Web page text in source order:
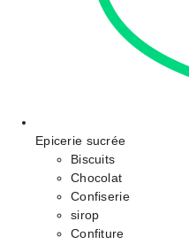
Epicerie sucrée
Biscuits
Chocolat
Confiserie
sirop
Confiture